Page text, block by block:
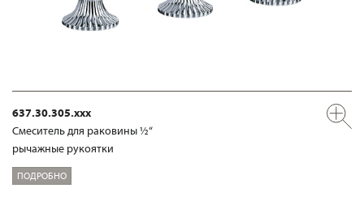
637.30.305.xxx
Смеситель для раковины ½“
рычажные рукоятки
ПОДРОБНО